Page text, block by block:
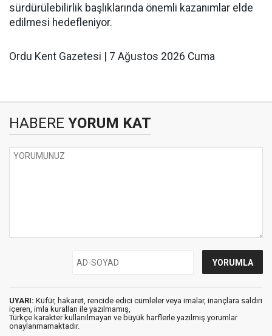
sürdürülebilirlik başlıklarında önemli kazanımlar elde
edilmesi hedefleniyor.
Ordu Kent Gazetesi | 7 Ağustos 2026 Cuma
HABERE YORUM KAT
UYARI: Küfür, hakaret, rencide edici cümleler veya imalar, inançlara saldırı
içeren, imla kuralları ile yazılmamış,
Türkçe karakter kullanılmayan ve büyük harflerle yazılmış yorumlar
onaylanmamaktadır.